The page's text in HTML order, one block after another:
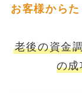
お客様から
老後の資金
の